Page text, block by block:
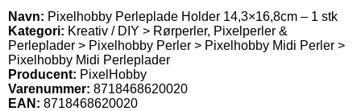
Navn: Pixelhobby Perleplade Holder 14,3×16,8cm – 1 stk
Kategori: Kreativ / DIY > Rørperler, Pixelperler &
Perleplader > Pixelhobby Perler > Pixelhobby Midi Perler >
Pixelhobby Midi Perleplader
Producent: PixelHobby
Varenummer: 8718468620020
EAN: 8718468620020